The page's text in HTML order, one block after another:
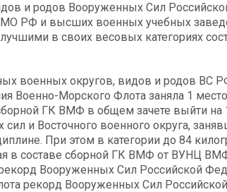
и родов Вооруженных Сил
МО РФ и высших военных учебных
лучшими в своих весовых категориях
военных округов, видов и родов ВС
Военно-Морского Флота заняла 1
ГК ВМФ в общем зачете выйти
сил и Восточного военного округа,
При этом в категории до 84
в составе сборной ГК ВМФ от ВУНЦ
Вооруженных Сил Российской
рекорд Вооруженных Сил